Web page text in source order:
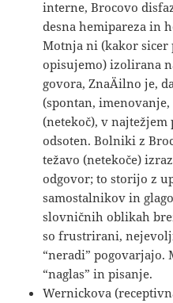
interne, Brocovo
desna hemipareza in
Motnja ni (kakor sicer
opisujemo) izolirana
govora, ZnaÄilno je,
(spontan,
(netekoč), v
odsoten. Bolniki z
težavo (netekoče)
odgovor; to storijo z
samostalnikov in
slovničnih oblikah
so frustrirani,
“neradi” pogovarjajo.
“naglas” in pisanje.
Wernickova